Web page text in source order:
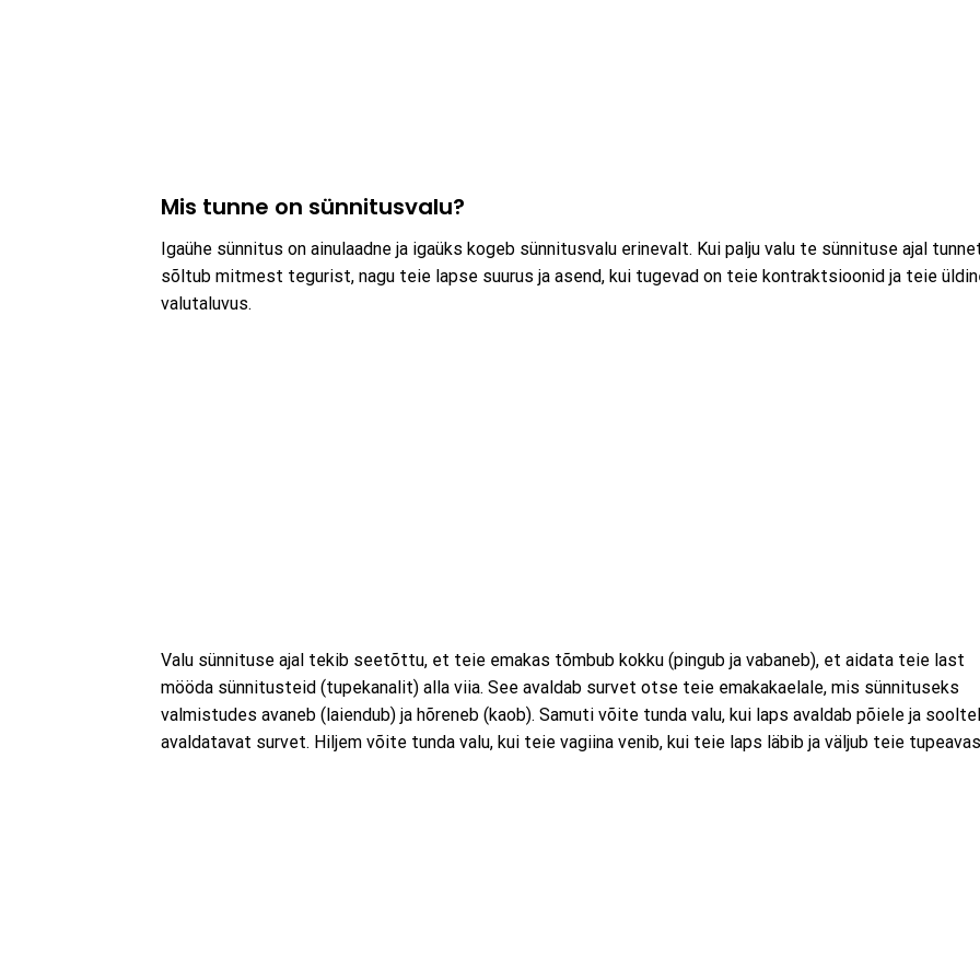
Mis tunne on sünnitusvalu?
Igaühe sünnitus on ainulaadne ja igaüks kogeb sünnitusvalu erinevalt. Kui palju valu te sünnituse ajal
sõltub mitmest tegurist, nagu teie lapse suurus ja asend, kui tugevad on teie kontraktsioonid ja teie
valutaluvus.
Valu sünnituse ajal tekib seetõttu, et teie emakas tõmbub kokku (pingub ja vabaneb), et aidata teie last
mööda sünnitusteid (tupekanalit) alla viia. See avaldab survet otse teie emakakaelale, mis sünnituseks
valmistudes avaneb (laiendub) ja hõreneb (kaob). Samuti võite tunda valu, kui laps avaldab põiele ja
avaldatavat survet. Hiljem võite tunda valu, kui teie vagiina venib, kui teie laps läbib ja väljub teie